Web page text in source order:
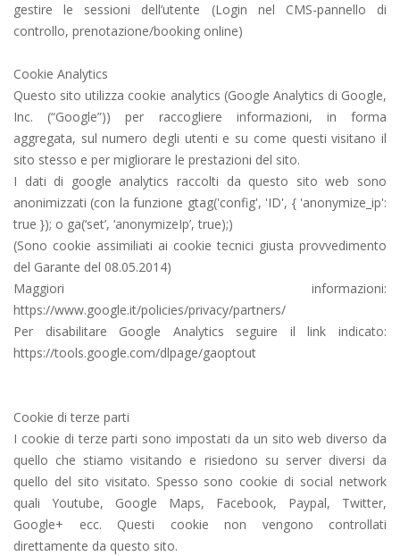
gestire le sessioni dell’utente (Login nel CMS-pannello di
controllo, prenotazione/booking online)
Cookie Analytics
Questo sito utilizza cookie analytics (Google Analytics di Google,
Inc. (“Google”)) per raccogliere informazioni, in forma
aggregata, sul numero degli utenti e su come questi visitano il
sito stesso e per migliorare le prestazioni del sito.
I dati di google analytics raccolti da questo sito web sono
anonimizzati (con la funzione gtag('config', 'ID', { 'anonymize_ip':
true }); o ga(‘set’, ‘anonymizeIp’, true);)
(Sono cookie assimiliati ai cookie tecnici giusta provvedimento
del Garante del 08.05.2014)
Maggiori informazioni:
https://www.google.it/policies/privacy/partners/
Per disabilitare Google Analytics seguire il link indicato:
https://tools.google.com/dlpage/gaoptout
Cookie di terze parti
I cookie di terze parti sono impostati da un sito web diverso da
quello che stiamo visitando e risiedono su server diversi da
quello del sito visitato. Spesso sono cookie di social network
quali Youtube, Google Maps, Facebook, Paypal, Twitter,
Google+ ecc. Questi cookie non vengono controllati
direttamente da questo sito.